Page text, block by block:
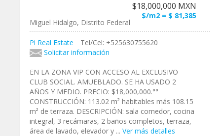
$18,000,000 MXN
$/m2 = $ 81,385
Miguel Hidalgo, Distrito Federal
Pi Real Estate
Tel/Cel: +525630755620
Solicitar información
EN LA ZONA VIP CON ACCESO AL EXCLUSIVO
CLUB SOCIAL. AMUEBLADO. SE HA USADO 2
AÑOS Y MEDIO. PRECIO: $18,000,000.°°
CONSTRUCCIÓN: 113.02 m² habitables más 108.15
m² de terraza. DESCRIPCIÓN: sala comedor, cocina
integral, 3 recámaras, 2 baños completos, terraza,
área de lavado, elevador y ... Ver más detalles